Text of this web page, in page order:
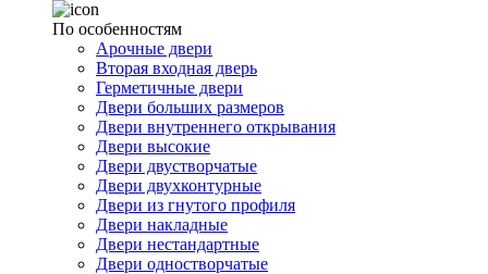
По особенностям
Арочные двери
Вторая входная дверь
Герметичные двери
Двери больших размеров
Двери внутреннего открывания
Двери высокие
Двери двустворчатые
Двери двухконтурные
Двери из гнутого профиля
Двери накладные
Двери нестандартные
Двери одностворчатые